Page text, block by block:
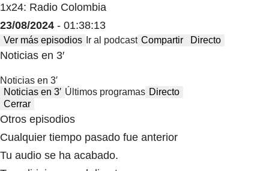
1x24: Radio Colombia
23/08/2024 - 01:38:13
Ver más episodios Ir al podcast Compartir Directo
Noticias en 3′
Noticias en 3′
Noticias en 3′ Últimos programas Directo
Cerrar
Otros episodios
Cualquier tiempo pasado fue anterior
Tu audio se ha acabado.